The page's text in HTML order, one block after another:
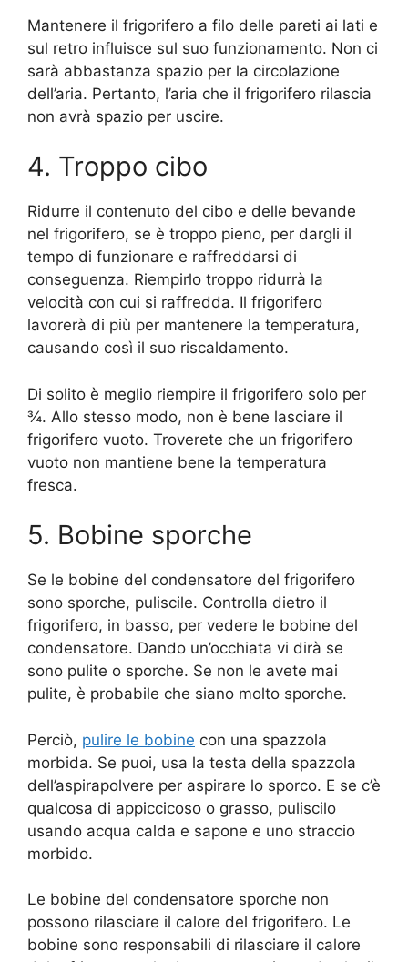
Mantenere il frigorifero a filo delle pareti ai lati e
sul retro influisce sul suo funzionamento. Non ci
sarà abbastanza spazio per la circolazione
dell’aria. Pertanto, l’aria che il frigorifero rilascia
non avrà spazio per uscire.
4. Troppo cibo
Ridurre il contenuto del cibo e delle bevande
nel frigorifero, se è troppo pieno, per dargli il
tempo di funzionare e raffreddarsi di
conseguenza. Riempirlo troppo ridurrà la
velocità con cui si raffredda. Il frigorifero
lavorerà di più per mantenere la temperatura,
causando così il suo riscaldamento.
Di solito è meglio riempire il frigorifero solo per
¾. Allo stesso modo, non è bene lasciare il
frigorifero vuoto. Troverete che un frigorifero
vuoto non mantiene bene la temperatura
fresca.
5. Bobine sporche
Se le bobine del condensatore del frigorifero
sono sporche, puliscile. Controlla dietro il
frigorifero, in basso, per vedere le bobine del
condensatore. Dando un’occhiata vi dirà se
sono pulite o sporche. Se non le avete mai
pulite, è probabile che siano molto sporche.
Perciò, pulire le bobine con una spazzola
morbida. Se puoi, usa la testa della spazzola
dell’aspirapolvere per aspirare lo sporco. E se c’è
qualcosa di appiccicoso o grasso, puliscilo
usando acqua calda e sapone e uno straccio
morbido.
Le bobine del condensatore sporche non
possono rilasciare il calore del frigorifero. Le
bobine sono responsabili di rilasciare il calore